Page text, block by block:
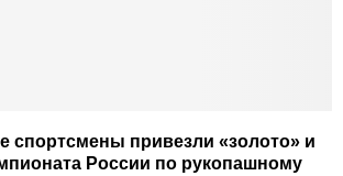
спортсмены привезли «золото» и
России по рукопашному